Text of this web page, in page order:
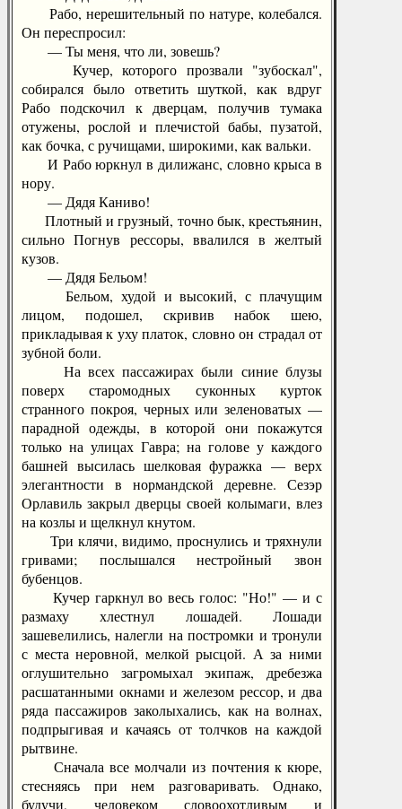
Рабо, нерешительный по натуре, колебался.
Он переспросил:
— Ты меня, что ли, зовешь?
Кучер, которого прозвали "зубоскал",
собирался было ответить шуткой, как вдруг
Рабо подскочил к дверцам, получив тумака
отужены, рослой и плечистой бабы, пузатой,
как бочка, с ручищами, широкими, как вальки.
И Рабо юркнул в дилижанс, словно крыса в
нору.
— Дядя Каниво!
Плотный и грузный, точно бык, крестьянин,
сильно Погнув рессоры, ввалился в желтый
кузов.
— Дядя Бельом!
Бельом, худой и высокий, с плачущим
лицом, подошел, скривив набок шею,
прикладывая к уху платок, словно он страдал от
зубной боли.
На всех пассажирах были синие блузы
поверх старомодных суконных курток
странного покроя, черных или зеленоватых —
парадной одежды, в которой они покажутся
только на улицах Гавра; на голове у каждого
башней высилась шелковая фуражка — верх
элегантности в нормандской деревне. Сезэр
Орлавиль закрыл дверцы своей колымаги, влез
на козлы и щелкнул кнутом.
Три клячи, видимо, проснулись и тряхнули
гривами; послышался нестройный звон
бубенцов.
Кучер гаркнул во весь голос: "Но!" — и с
размаху хлестнул лошадей. Лошади
зашевелились, налегли на постромки и тронули
с места неровной, мелкой рысцой. А за ними
оглушительно загромыхал экипаж, дребезжа
расшатанными окнами и железом рессор, и два
ряда пассажиров заколыхались, как на волнах,
подпрыгивая и качаясь от толчков на каждой
рытвине.
Сначала все молчали из почтения к кюре,
стесняясь при нем разговаривать. Однако,
будучи, человеком словоохотливым и